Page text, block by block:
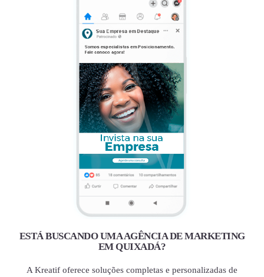
ESTÁ BUSCANDO UMA AGÊNCIA DE MARKETING
EM QUIXADÁ?
A Kreatif oferece soluções completas e personalizadas de